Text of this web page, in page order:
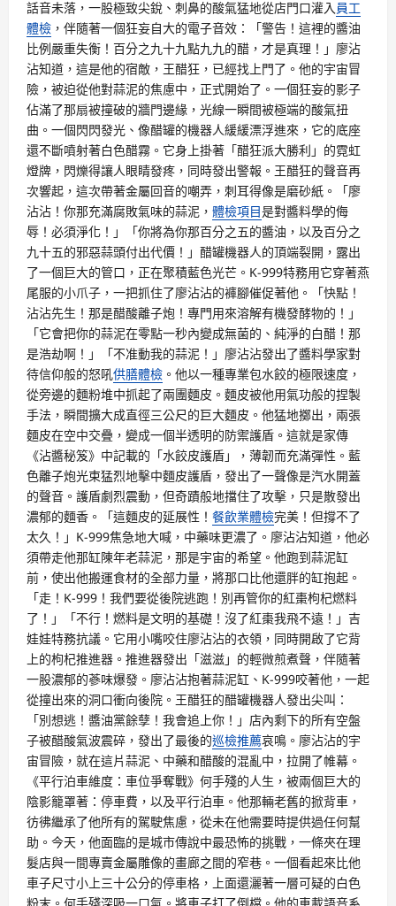
話音未落，一股極致尖銳、刺鼻的酸氣猛地從店門口灌入 員工
體檢 ，伴隨著一個狂妄自大的電子音效：「警告！這裡的醬油
比例嚴重失衡！百分之九十九點九九的醋，才是真理！」廖沾
沾知道，這是他的宿敵，王醋狂，已經找上門了。他的宇宙冒
險，被迫從他對蒜泥的焦慮中，正式開始了。一個狂妄的影子
佔滿了那扇被撞破的牆門邊緣，光線一瞬間被極端的酸氣扭
曲。一個閃閃發光、像醋罐的機器人緩緩漂浮進來，它的底座
還不斷噴射著白色醋霧。它身上掛著「醋狂派大勝利」的霓虹
燈牌，閃爍得讓人眼睛發疼，同時發出警報。王醋狂的聲音再
次響起，這次帶著金屬回音的嘲弄，刺耳得像是磨砂紙。「廖
沾沾！你那充滿腐敗氣味的蒜泥， 體檢項目是對醬料學的侮
辱！必須淨化！」「你將為你那百分之五的醬油，以及百分之
九十五的邪惡蒜頭付出代價！」醋罐機器人的頂端裂開，露出
了一個巨大的管口，正在聚積藍色光芒。K-999特務用它穿著燕
尾服的小爪子，一把抓住了廖沾沾的褲腳催促著他。「快點！
沾沾先生！那是醋酸離子炮！專門用來溶解有機發酵物的！」
「它會把你的蒜泥在零點一秒內變成無菌的、純淨的白醋！那
是浩劫啊！」「不准動我的蒜泥！」廖沾沾發出了醬料學家對
待信仰般的怒吼供膳體檢 。他以一種專業包水餃的極限速度，
從旁邊的麵粉堆中抓起了兩團麵皮。麵皮被他用氣功般的捏製
手法，瞬間擴大成直徑三公尺的巨大麵皮。他猛地擲出，兩張
麵皮在空中交疊，變成一個半透明的防禦護盾。這就是家傳
《沾醬秘笈》中記載的「水餃皮護盾」，薄韌而充滿彈性。藍
色離子炮光束猛烈地擊中麵皮護盾，發出了一聲像是汽水開蓋
的聲音。護盾劇烈震動，但奇蹟般地擋住了攻擊，只是散發出
濃郁的麵香。「這麵皮的延展性！ 餐飲業體檢完美！但撐不了
太久！」K-999焦急地大喊，中藥味更濃了。廖沾沾知道，他必
須帶走他那缸陳年老蒜泥，那是宇宙的希望。他跑到蒜泥缸
前，使出他搬運食材的全部力量，將那口比他還胖的缸抱起。
「走！K-999！我們要從後院逃跑！別再管你的紅棗枸杞燃料
了！」「不行！燃料是文明的基礎！沒了紅棗我飛不遠！」吉
娃娃特務抗議。它用小嘴咬住廖沾沾的衣領，同時開啟了它背
上的枸杞推進器。推進器發出「滋滋」的輕微煎煮聲，伴隨著
一股濃郁的蔘味爆發。廖沾沾抱著蒜泥缸、K-999咬著他，一起
從撞出來的洞口衝向後院。王醋狂的醋罐機器人發出尖叫：
「別想逃！醬油黨餘孽！我會追上你！」店內剩下的所有空盤
子被醋酸氣波震碎，發出了最後的巡檢推薦哀鳴。廖沾沾的宇
宙冒險，就在這片蒜泥、中藥和醋酸的混亂中，拉開了帷幕。
《平行泊車維度：車位爭奪戰》何手殘的人生，被兩個巨大的
陰影籠罩著：停車費，以及平行泊車。他那輛老舊的掀背車，
彷彿繼承了他所有的駕駛焦慮，從未在他需要時提供過任何幫
助。今天，他面臨的是城市傳說中最恐怖的挑戰，一條夾在理
髮店與一間專賣金屬雕像的畫廊之間的窄巷。一個看起來比他
車子尺寸小上三十公分的停車格，上面還灑著一層可疑的白色